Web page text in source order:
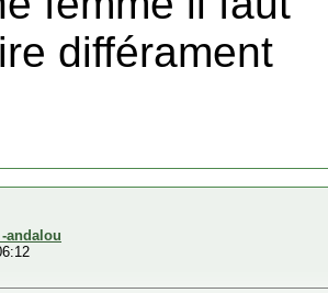
différament
andalou